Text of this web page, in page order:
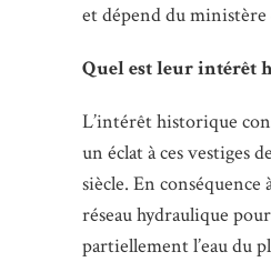
et dépend du ministère
Quel est leur intérêt
L’intérêt historique
un éclat à ces vestiges
siècle. En
réseau hydraulique
partiellement l’eau du